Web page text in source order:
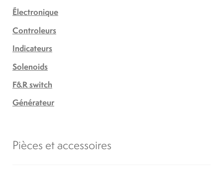
Électronique
Controleurs
Indicateurs
Solenoids
F&R switch
Générateur
Pièces et accessoires